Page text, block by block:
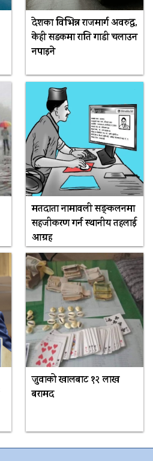
देशका विभिन्न राजमार्ग अवरुद्ध,
केही सडकमा राति गाडी चलाउन
नपाइने
मतदाता नामावली सङ्कलनमा
सहजीकरण गर्न स्थानीय तहलाई
आग्रह
जुवाको खालबाट १२ लाख
बरामद